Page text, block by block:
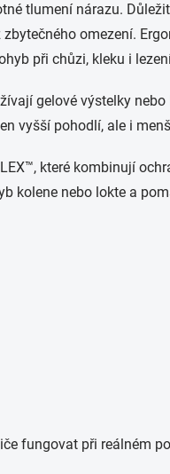
tlumení nárazu.
omezení.
při chůzi, kleku i
gelové výstelky
vyšší pohodlí, ale i
které kombinují
kolene nebo lokte a
fungovat při reálném